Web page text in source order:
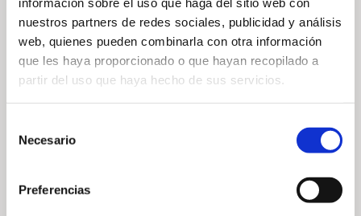
nuestros partners de redes sociales, publicidad y análisis
web, quienes pueden combinarla con otra información
que les haya proporcionado o que hayan recopilado a
partir del uso que haya hecho de sus servicios.
Necesario
Preferencias
Celebrate Valentine’s
Day with 2-for-1 on
Green Fees
League 2026